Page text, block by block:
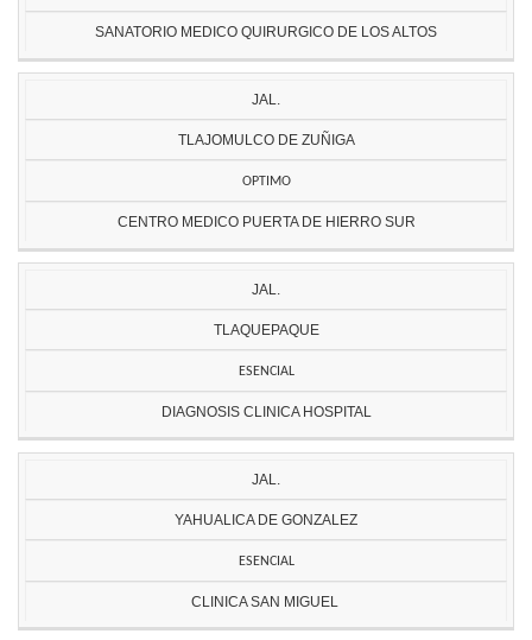
SANATORIO MEDICO QUIRURGICO DE LOS ALTOS
JAL.
TLAJOMULCO DE ZUÑIGA
OPTIMO
CENTRO MEDICO PUERTA DE HIERRO SUR
JAL.
TLAQUEPAQUE
ESENCIAL
DIAGNOSIS CLINICA HOSPITAL
JAL.
YAHUALICA DE GONZALEZ
ESENCIAL
CLINICA SAN MIGUEL